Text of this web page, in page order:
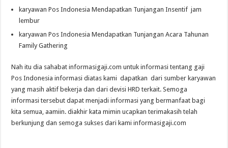
karyawan Pos Indonesia Mendapatkan Tunjangan Insentif jam
lembur
karyawan Pos Indonesia Mendapatkan Tunjangan Acara Tahunan
Family Gathering
Nah itu dia sahabat informasigaji.com untuk informasi tentang gaji
Pos Indonesia informasi diatas kami dapatkan dari sumber karyawan
yang masih aktif bekerja dan dari devisi HRD terkait. Semoga
informasi tersebut dapat menjadi informasi yang bermanfaat bagi
kita semua, aamiin. diakhir kata mimin ucapkan terimakasih telah
berkunjung dan semoga sukses dari kami informasigaji.com